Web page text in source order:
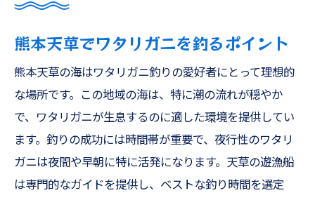
熊本天草でワタリガニを釣るポイント
熊本天草の海はワタリガニ釣りの愛好者にとって理想的
な場所です。この地域の海は、特に潮の流れが穏やか
で、ワタリガニが生息するのに適した環境を提供してい
ます。釣りの成功には時間帯が重要で、夜行性のワタリ
ガニは夜間や早朝に特に活発になります。天草の遊漁船
は専門的なガイドを提供し、ベストな釣り時間を選定